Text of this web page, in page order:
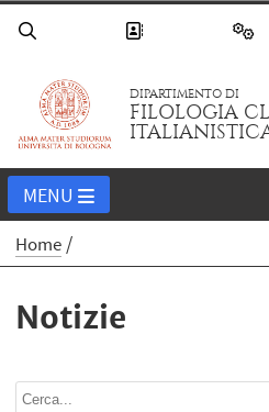
DIPARTIMENTO DI
FILOLOGIA
MENU
Home
Notizie